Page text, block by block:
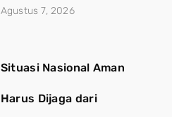
Agustus 7, 2026
Situasi Nasional Aman
Harus Dijaga dari